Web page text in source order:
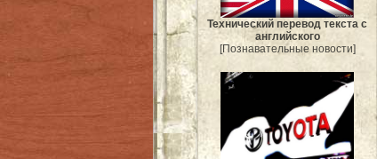
Технический перевод текста с
английского
[Познавательные новости]